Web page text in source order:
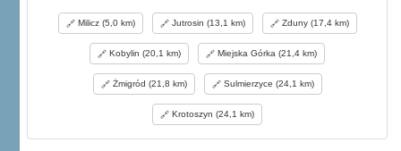
Milicz (5,0 km) Jutrosin (13,1 km) Zduny (17,4 km)
Kobylin (20,1 km) Miejska Górka (21,4 km)
Żmigród (21,8 km) Sulmierzyce (24,1 km)
Krotoszyn (24,1 km)